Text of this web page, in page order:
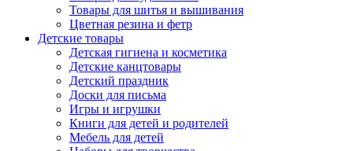
Товары для шитья и вышивания
Цветная резина и фетр
Детские товары
Детская гигиена и косметика
Детские канцтовары
Детский праздник
Доски для письма
Игры и игрушки
Книги для детей и родителей
Мебель для детей